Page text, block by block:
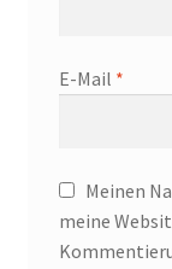
E-Mail *
Meinen
meine